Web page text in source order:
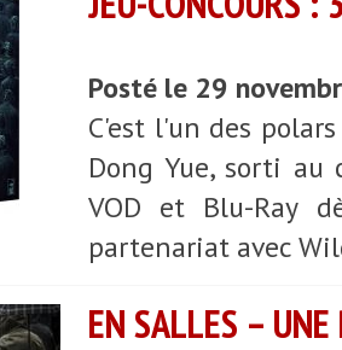
Posté le 29
C'est l'un des
Dong Yue, sorti
VOD et Blu-Ray
partenariat avec
EN SALLES –